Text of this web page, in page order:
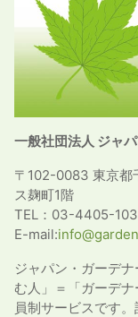
一般社団法人 ジャ
〒102-0083 東京都
ス麹町1階
TEL：03-4405-
E-mail:
ジャパン・ガーデ
む人」＝「ガーデ
員制サービスです